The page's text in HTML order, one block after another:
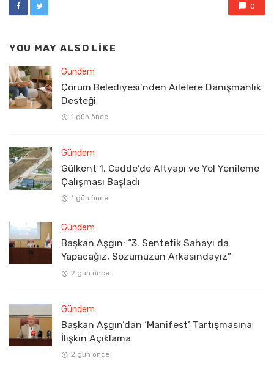
0
YOU MAY ALSO LIKE
Gündem
Çorum Belediyesi’nden Ailelere Danışmanlık
Desteği
1 gün önce
Gündem
Gülkent 1. Cadde’de Altyapı ve Yol Yenileme
Çalışması Başladı
1 gün önce
Gündem
Başkan Aşgın: “3. Sentetik Sahayı da
Yapacağız, Sözümüzün Arkasındayız”
2 gün önce
Gündem
Başkan Aşgın’dan ‘Manifest’ Tartışmasına
İlişkin Açıklama
2 gün önce